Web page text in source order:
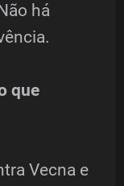
há
que
Vecna e